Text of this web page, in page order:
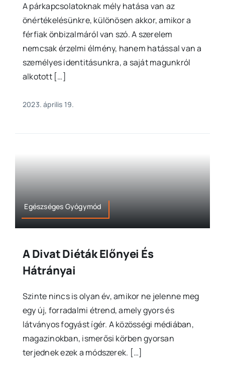
A párkapcsolatoknak mély hatása van az
önértékelésünkre, különösen akkor, amikor a
férfiak önbizalmáról van szó. A szerelem
nemcsak érzelmi élmény, hanem hatással van a
személyes identitásunkra, a saját magunkról
alkotott […]
2023. április 19.
Egészséges Gyógymód
A Divat Diéták Előnyei És
Hátrányai
Szinte nincs is olyan év, amikor ne jelenne meg
egy új, forradalmi étrend, amely gyors és
látványos fogyást ígér. A közösségi médiában,
magazinokban, ismerősi körben gyorsan
terjednek ezek a módszerek. […]